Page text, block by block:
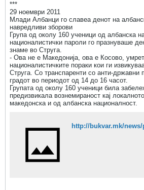
***
29 ноември 2011
Млади Албанци го славеа денот на
навредливи зборови
Група од околу 160 ученици од албанска
националистички пароли го празнуваше
знаме во Струга.
- Ова не е Македонија, ова е Косово,
националистичките пораки кои ги
Струга. Со транспаренти со анти-државни
градот во периодот од 14 до 16 часот.
Групата од околу 160 ученици била
предизвикала вознемираност кај
македонска и од албанска националност.